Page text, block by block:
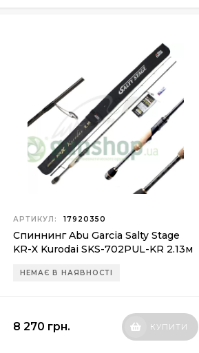
АРТИКУЛ: 17920350
Спиннинг Abu Garcia Salty Stage
KR-X Kurodai SKS-702PUL-KR 2.13м
НЕМАЄ В НАЯВНОСТІ
8 270 грн. КУПИТИ